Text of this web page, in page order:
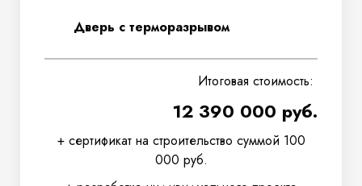
Дверь с терморазрывом
Итоговая стоимость:
12 390 000 руб.
+ сертификат на строительство суммой 100
000 руб.